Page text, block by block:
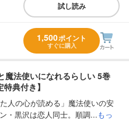
試し読み
1,500ポイント
すぐに購入
魔法使いになれるらしい 5巻
特典付き】
人の心が読める」魔法使いの安
・黒沢は恋人同士。順調...もっ